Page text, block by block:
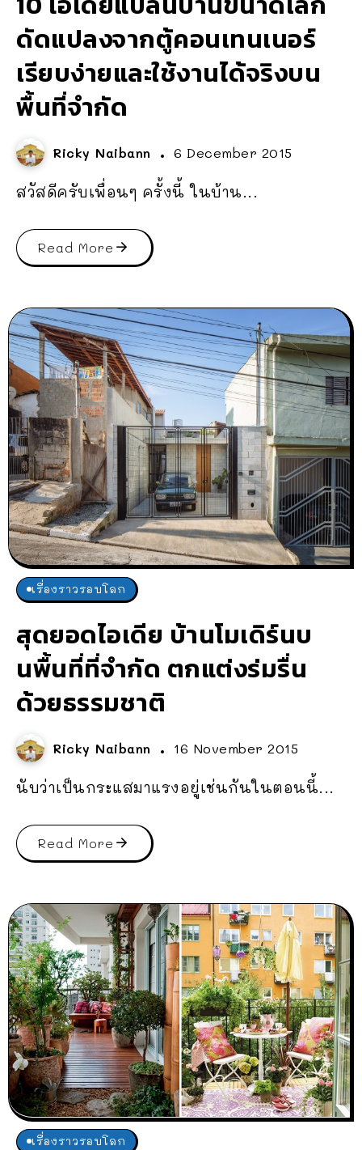
ดัดแปลงจากตู้คอนเทนเนอร์
เรียบง่ายและใช้งานได้จริงบน
พื้นที่จำกัด
Ricky Naibann 6 December 2015
สวัสดีครับเพื่อนๆ ครั้งนี้ ในบ้าน...
Read More
เรื่องราวรอบโลก
สุดยอดไอเดีย บ้านโมเดิร์นบ
นพื้นที่ที่จำกัด ตกแต่งร่มรื่น
ด้วยธรรมชาติ
Ricky Naibann 16 November 2015
นับว่าเป็นกระแสมาแรงอยู่เช่นกันในตอนนี้...
Read More
เรื่องราวรอบโลก